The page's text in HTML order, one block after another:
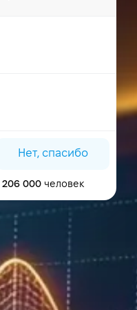
Нет, спасибо
206 000 человек